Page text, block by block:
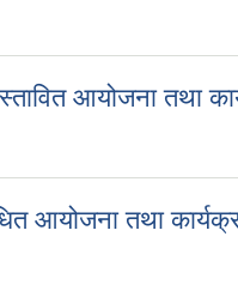
आयोजना तथा
आयोजना तथा